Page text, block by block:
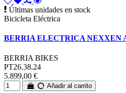
Últimas unidades en stock
Bicicleta Eléctrica
BERRIA ELECTRICA NEXXEN
BERRIA BIKES
PT26.38.24
5.899,00 €
Añadir al carrito